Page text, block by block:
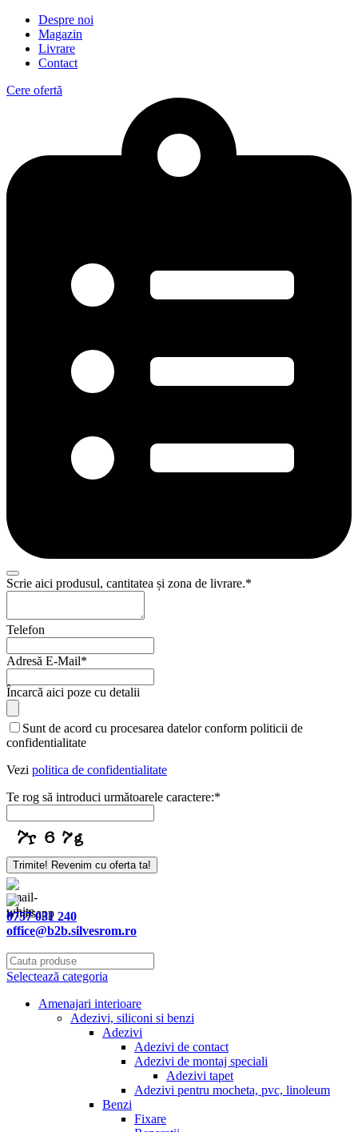
Despre noi
Magazin
Livrare
Contact
Cere ofertă
Scrie aici produsul, cantitatea și zona de livrare.*
Telefon
Adresă E-Mail*
Încarcă aici poze cu detalii
Sunt de acord cu procesarea datelor conform politicii de
confidentialitate
Vezi politica de confidentialitate
Te rog să introduci următoarele caractere:*
Trimite! Revenim cu oferta ta!
Website
URL
0757 031 240
office@b2b.silvesrom.ro
Selectează categoria
Amenajari interioare
Adezivi, siliconi si benzi
Adezivi
Adezivi de contact
Adezivi de montaj speciali
Adezivi tapet
Adezivi pentru mocheta, pvc, linoleum
Benzi
Fixare